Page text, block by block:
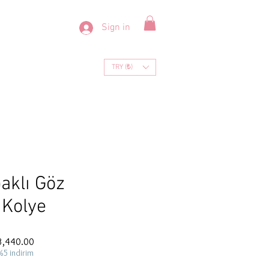
Sign in
TRY (₺)
Göz
indirim